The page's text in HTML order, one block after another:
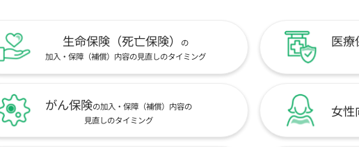
生命保険（死亡保険）
の
加入・保障（補償）内容の見直しのタイミング
医療
がん保険の加入・保障（補償）内容の
見直しのタイミング
女性